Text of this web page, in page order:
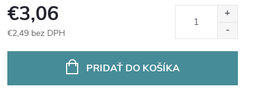
€3,06
€2,49 bez DPH
PRIDAŤ DO KOŠÍKA